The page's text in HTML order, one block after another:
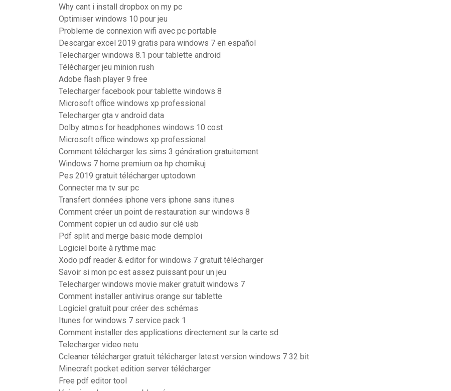
Why cant i install dropbox on my pc
Optimiser windows 10 pour jeu
Probleme de connexion wifi avec pc portable
Descargar excel 2019 gratis para windows 7 en español
Telecharger windows 8.1 pour tablette android
Télécharger jeu minion rush
Adobe flash player 9 free
Telecharger facebook pour tablette windows 8
Microsoft office windows xp professional
Telecharger gta v android data
Dolby atmos for headphones windows 10 cost
Microsoft office windows xp professional
Comment télécharger les sims 3 génération gratuitement
Windows 7 home premium oa hp chomikuj
Pes 2019 gratuit télécharger uptodown
Connecter ma tv sur pc
Transfert données iphone vers iphone sans itunes
Comment créer un point de restauration sur windows 8
Comment copier un cd audio sur clé usb
Pdf split and merge basic mode demploi
Logiciel boite à rythme mac
Xodo pdf reader & editor for windows 7 gratuit télécharger
Savoir si mon pc est assez puissant pour un jeu
Telecharger windows movie maker gratuit windows 7
Comment installer antivirus orange sur tablette
Logiciel gratuit pour créer des schémas
Itunes for windows 7 service pack 1
Comment installer des applications directement sur la carte sd
Telecharger video netu
Ccleaner télécharger gratuit télécharger latest version windows 7 32 bit
Minecraft pocket edition server télécharger
Free pdf editor tool